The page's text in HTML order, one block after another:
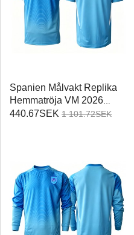
Spanien Målvakt Replika
Hemmatröja VM 2026
Kortärmad
440.67SEK 1 101.72SEK